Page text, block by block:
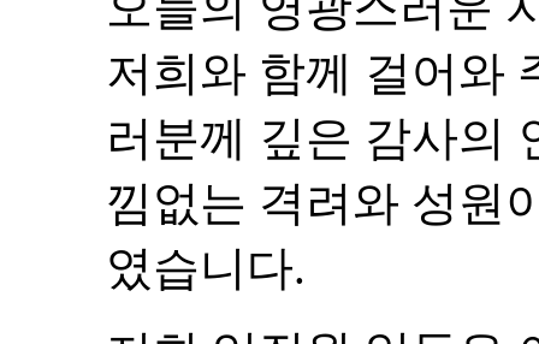
감사합니다.
2026.03.20
택배비 인상 안내
안녕하세요.